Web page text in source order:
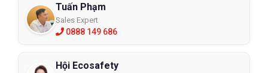
Tuấn Phạm
Sales Expert
0888 149 686
Hội Ecosafety